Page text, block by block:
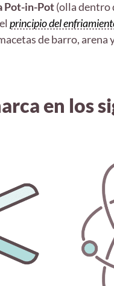
Pot-in-Pot(olla dentro
principio del
de barro, arena
en los